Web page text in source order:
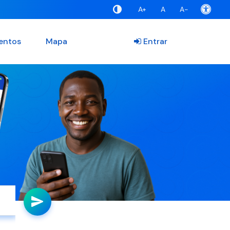
A+ A A-
Mapa Entrar